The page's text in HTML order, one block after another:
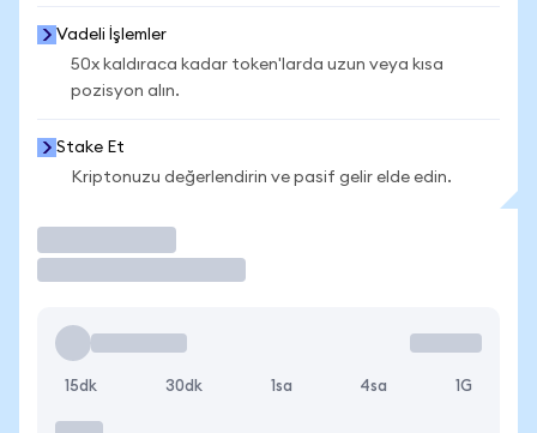
Vadeli İşlemler
50x kaldıraca kadar token'larda uzun veya kısa
pozisyon alın.
Stake Et
Kriptonuzu değerlendirin ve pasif gelir elde edin.
15dk 30dk 1sa 4sa 1G